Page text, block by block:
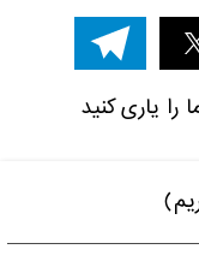
را یاری کنید